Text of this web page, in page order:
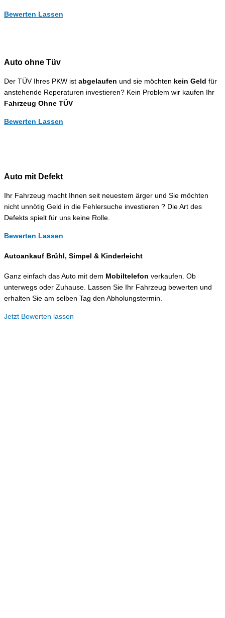
Bewerten Lassen
Auto ohne Tüv
Der TÜV Ihres PKW ist abgelaufen und sie möchten kein Geld für
anstehende Reperaturen investieren? Kein Problem wir kaufen Ihr
Fahrzeug Ohne TÜV
Bewerten Lassen
Auto mit Defekt
Ihr Fahrzeug macht Ihnen seit neuestem ärger und Sie möchten
nicht unnötig Geld in die Fehlersuche investieren ? Die Art des
Defekts spielt für uns keine Rolle.
Bewerten Lassen
Autoankauf Brühl, Simpel & Kinderleicht
Ganz einfach das Auto mit dem Mobiltelefon verkaufen. Ob
unterwegs oder Zuhause. Lassen Sie Ihr Fahrzeug bewerten und
erhalten Sie am selben Tag den Abholungstermin.
Jetzt Bewerten lassen